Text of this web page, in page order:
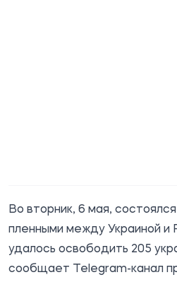
Во вторник, 6 мая,
пленными между Украиной и
удалось освободить 205
сообщает
Telegram-канал